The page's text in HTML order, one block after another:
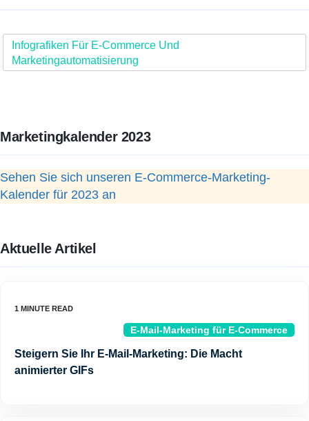
Infografiken Für E-Commerce Und
Marketingautomatisierung
Marketingkalender 2023
Sehen Sie sich unseren E-Commerce-Marketing-
Kalender für 2023 an
Aktuelle Artikel
E-Mail-Marketing für E-Commerce
Steigern Sie Ihr E-Mail-Marketing: Die Macht
animierter GIFs